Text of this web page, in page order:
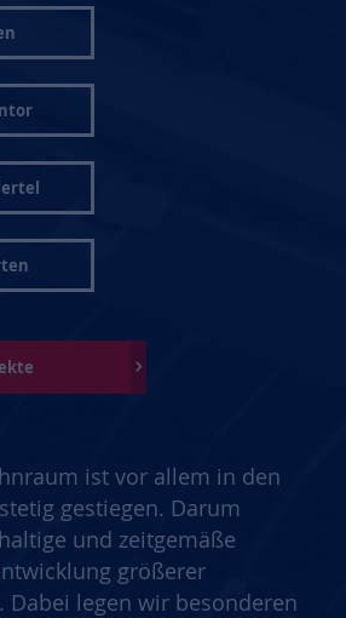
ist vor allem in den
gestiegen. Darum
und zeitgemäße
größerer
Dabei legen wir besonderen